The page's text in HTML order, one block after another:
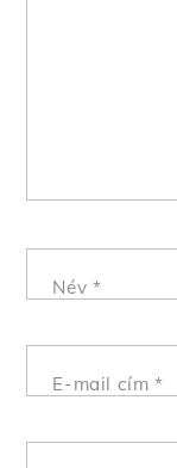
Név *
E-mail cím*